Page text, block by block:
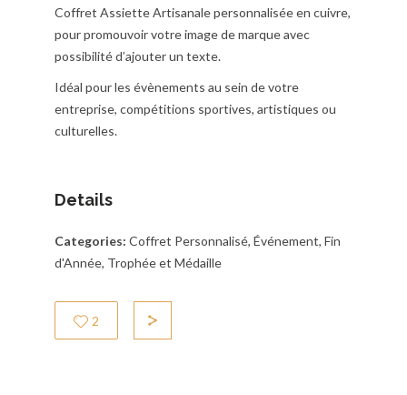
Coffret Assiette Artisanale personnalisée en cuivre,
pour promouvoir votre image de marque avec
possibilité d’ajouter un texte.
Idéal pour les évènements au sein de votre
entreprise, compétitions sportives, artistiques ou
culturelles.
Details
Categories: Coffret Personnalisé, Événement, Fin
d'Année, Trophée et Médaille
2